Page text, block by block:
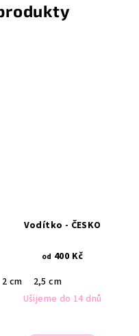
Vodítko - ČESKO
od 400 Kč
2 cm
2,5 cm
Ušijeme do 14 dnů